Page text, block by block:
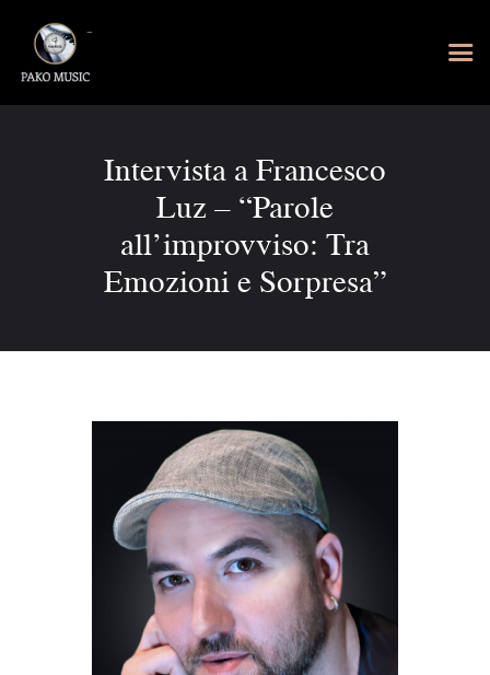
Intervista a Francesco
Luz – “Parole
all’improvviso: Tra
Emozioni e Sorpresa”